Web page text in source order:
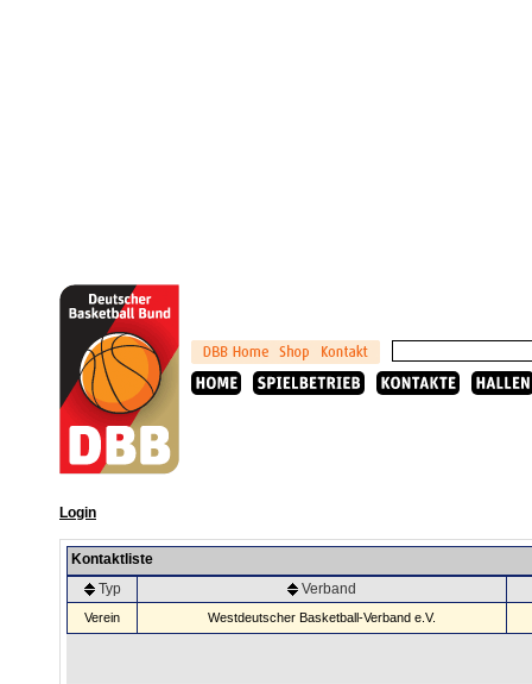
Login
Kontaktliste
Typ
Verband
Verein Westdeutscher Basketball-Verband e.V.